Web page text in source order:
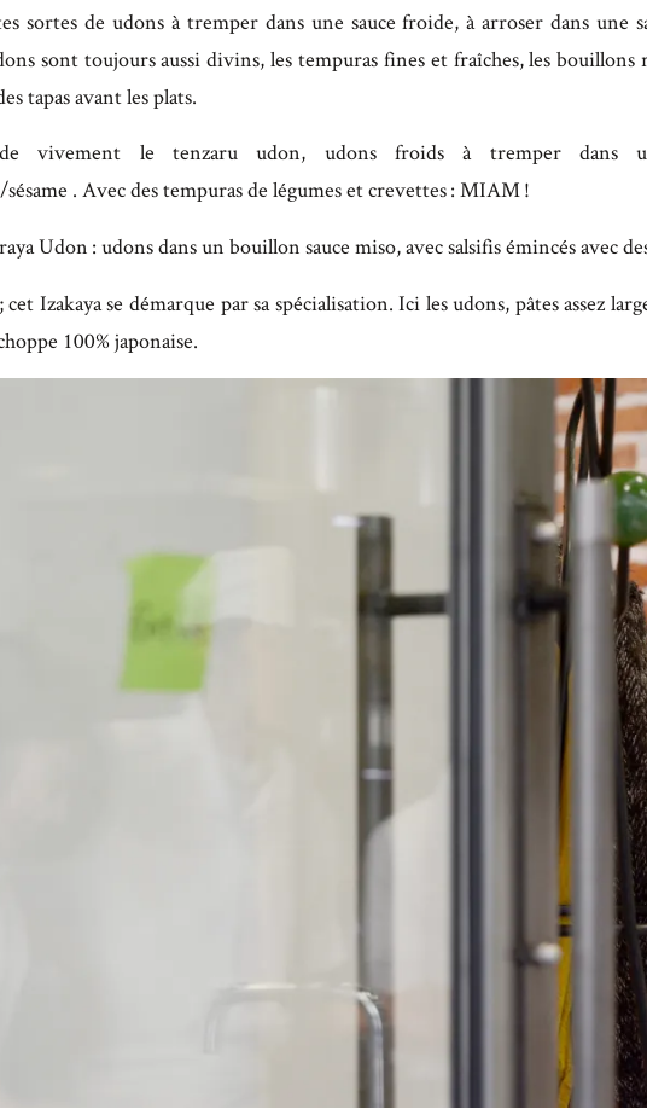
sortes de udons à tremper dans une sauce froide, à arroser dans une
sont toujours aussi divins, les tempuras fines et fraîches, les bouillons
tapas avant les plats.
vivement le tenzaru udon, udons froids à tremper dans
. Avec des tempuras de légumes et crevettes : MIAM !
Udon : udons dans un bouillon sauce miso, avec salsifis émincés avec
Izakaya se démarque par sa spécialisation. Ici les udons, pâtes assez
100% japonaise.